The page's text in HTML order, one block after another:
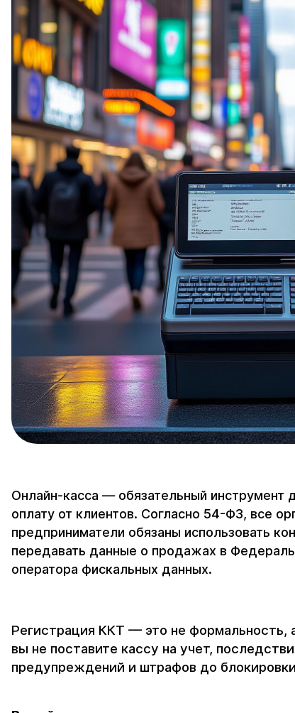
Онлайн-касса — обязательный инструмент
оплату от клиентов. Согласно 54-ФЗ, все
предприниматели обязаны использовать
передавать данные о продажах в
оператора фискальных данных.
Регистрация ККТ — это не формальность,
вы не поставите кассу на учет,
предупреждений и штрафов до